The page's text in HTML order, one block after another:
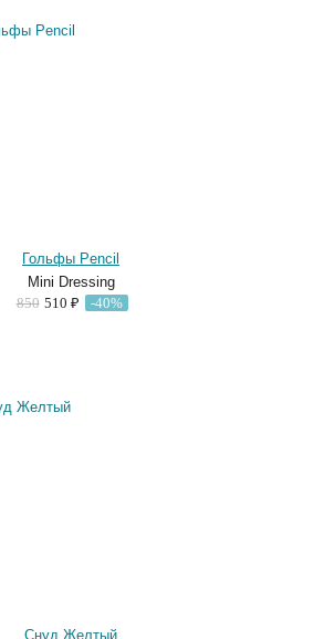
Гольфы Pencil
Mini Dressing
850 510 ₽ -40%
Снуд Желтый